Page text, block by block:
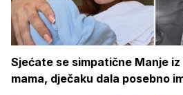
Sjećate se simpatične Manje
mama, dječaku dala posebno